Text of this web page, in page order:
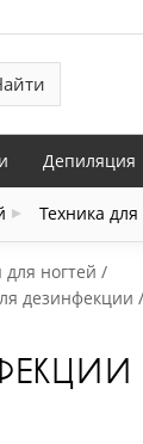
Техника
Депиляция
ногтей
дезинфекции